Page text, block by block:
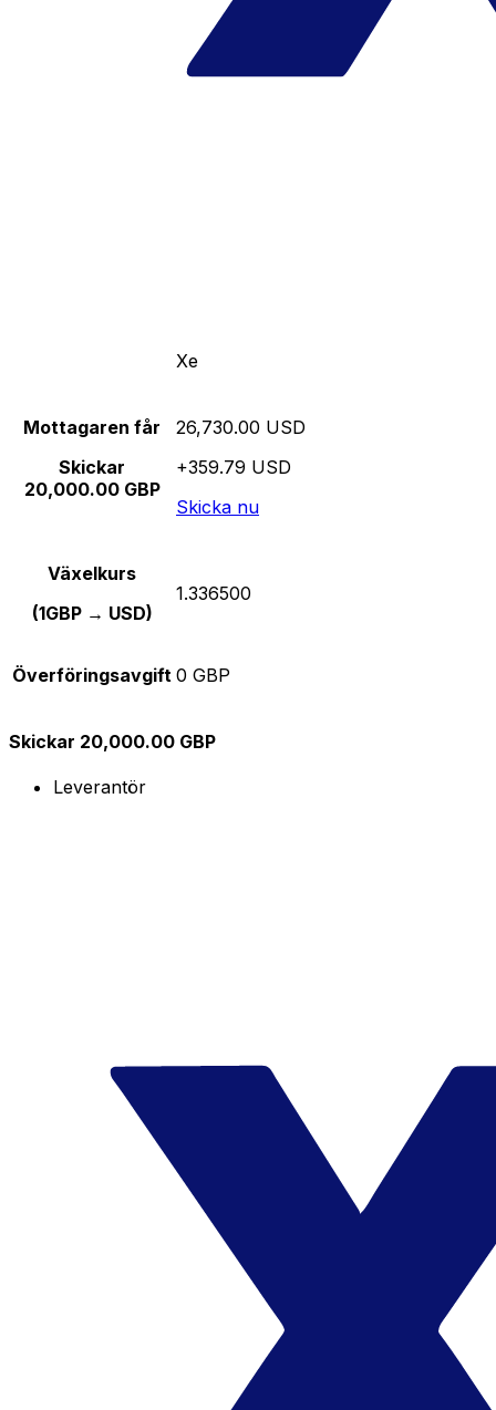
Xe
Mottagaren får
Skickar
20,000.00 GBP
26,730.00 USD
+359.79 USD
Skicka nu
Växelkurs
(1GBP → USD)
1.336500
Överföringsavgift 0 GBP
Skickar 20,000.00 GBP
Leverantör